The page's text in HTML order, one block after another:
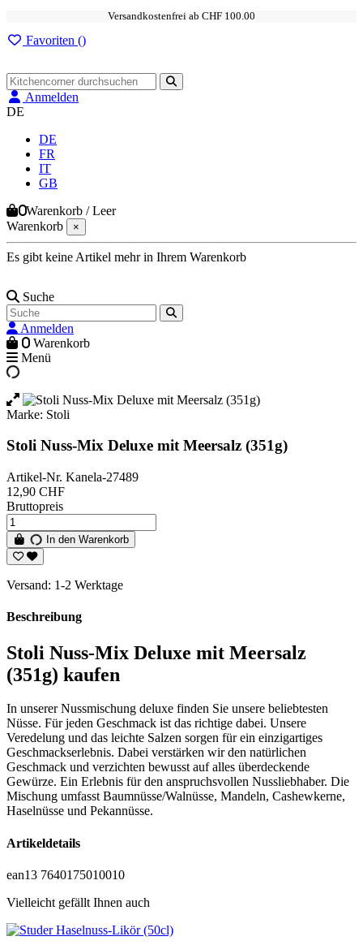
Versandkostenfrei ab CHF 100.00
Favoriten ()
Anmelden
DE
DE
FR
IT
GB
0Warenkorb /Leer
Warenkorb
×
Es gibt keine Artikel mehr in Ihrem Warenkorb
Suche
Anmelden
0 Warenkorb
Menü
Marke: Stoli
Stoli Nuss-Mix Deluxe mit Meersalz (351g)
Artikel-Nr. Kanela-27489
12,90 CHF
Bruttopreis
In den Warenkorb
Versand: 1-2 Werktage
Beschreibung
Stoli Nuss-Mix Deluxe mit Meersalz
(351g) kaufen
In unserer Nussmischung deluxe finden Sie unsere beliebtesten
Nüsse. Für jeden Geschmack ist das richtige dabei. Unsere
Veredelung und das leichte Salzen sorgen für ein einzigartiges
Geschmackserlebnis. Dabei verstärken wir den natürlichen
Geschmack und verzichten bewusst auf alles überdeckende
Gewürze. Ein Erlebnis für den anspruchsvollen Nussliebhaber. Die
Mischung umfasst Baumnüsse/Walnüsse, Mandeln, Cashewkerne,
Haselnüsse und Pekannüsse.
Artikeldetails
ean13 7640175010010
Vielleicht gefällt Ihnen auch